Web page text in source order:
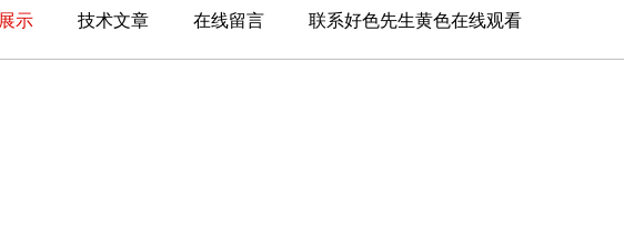
示 技术文章 在线留言 联系好色先生黄色在线观看